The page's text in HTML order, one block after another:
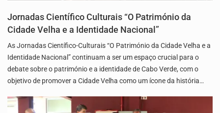
Jornadas Científico Culturais “O Património da
Cidade Velha e a Identidade Nacional”
As Jornadas Científico-Culturais “O Património da Cidade Velha e a
Identidade Nacional” continuam a ser um espaço crucial para o
debate sobre o património e a identidade de Cabo Verde, com o
objetivo de promover a Cidade Velha como um ícone da história…